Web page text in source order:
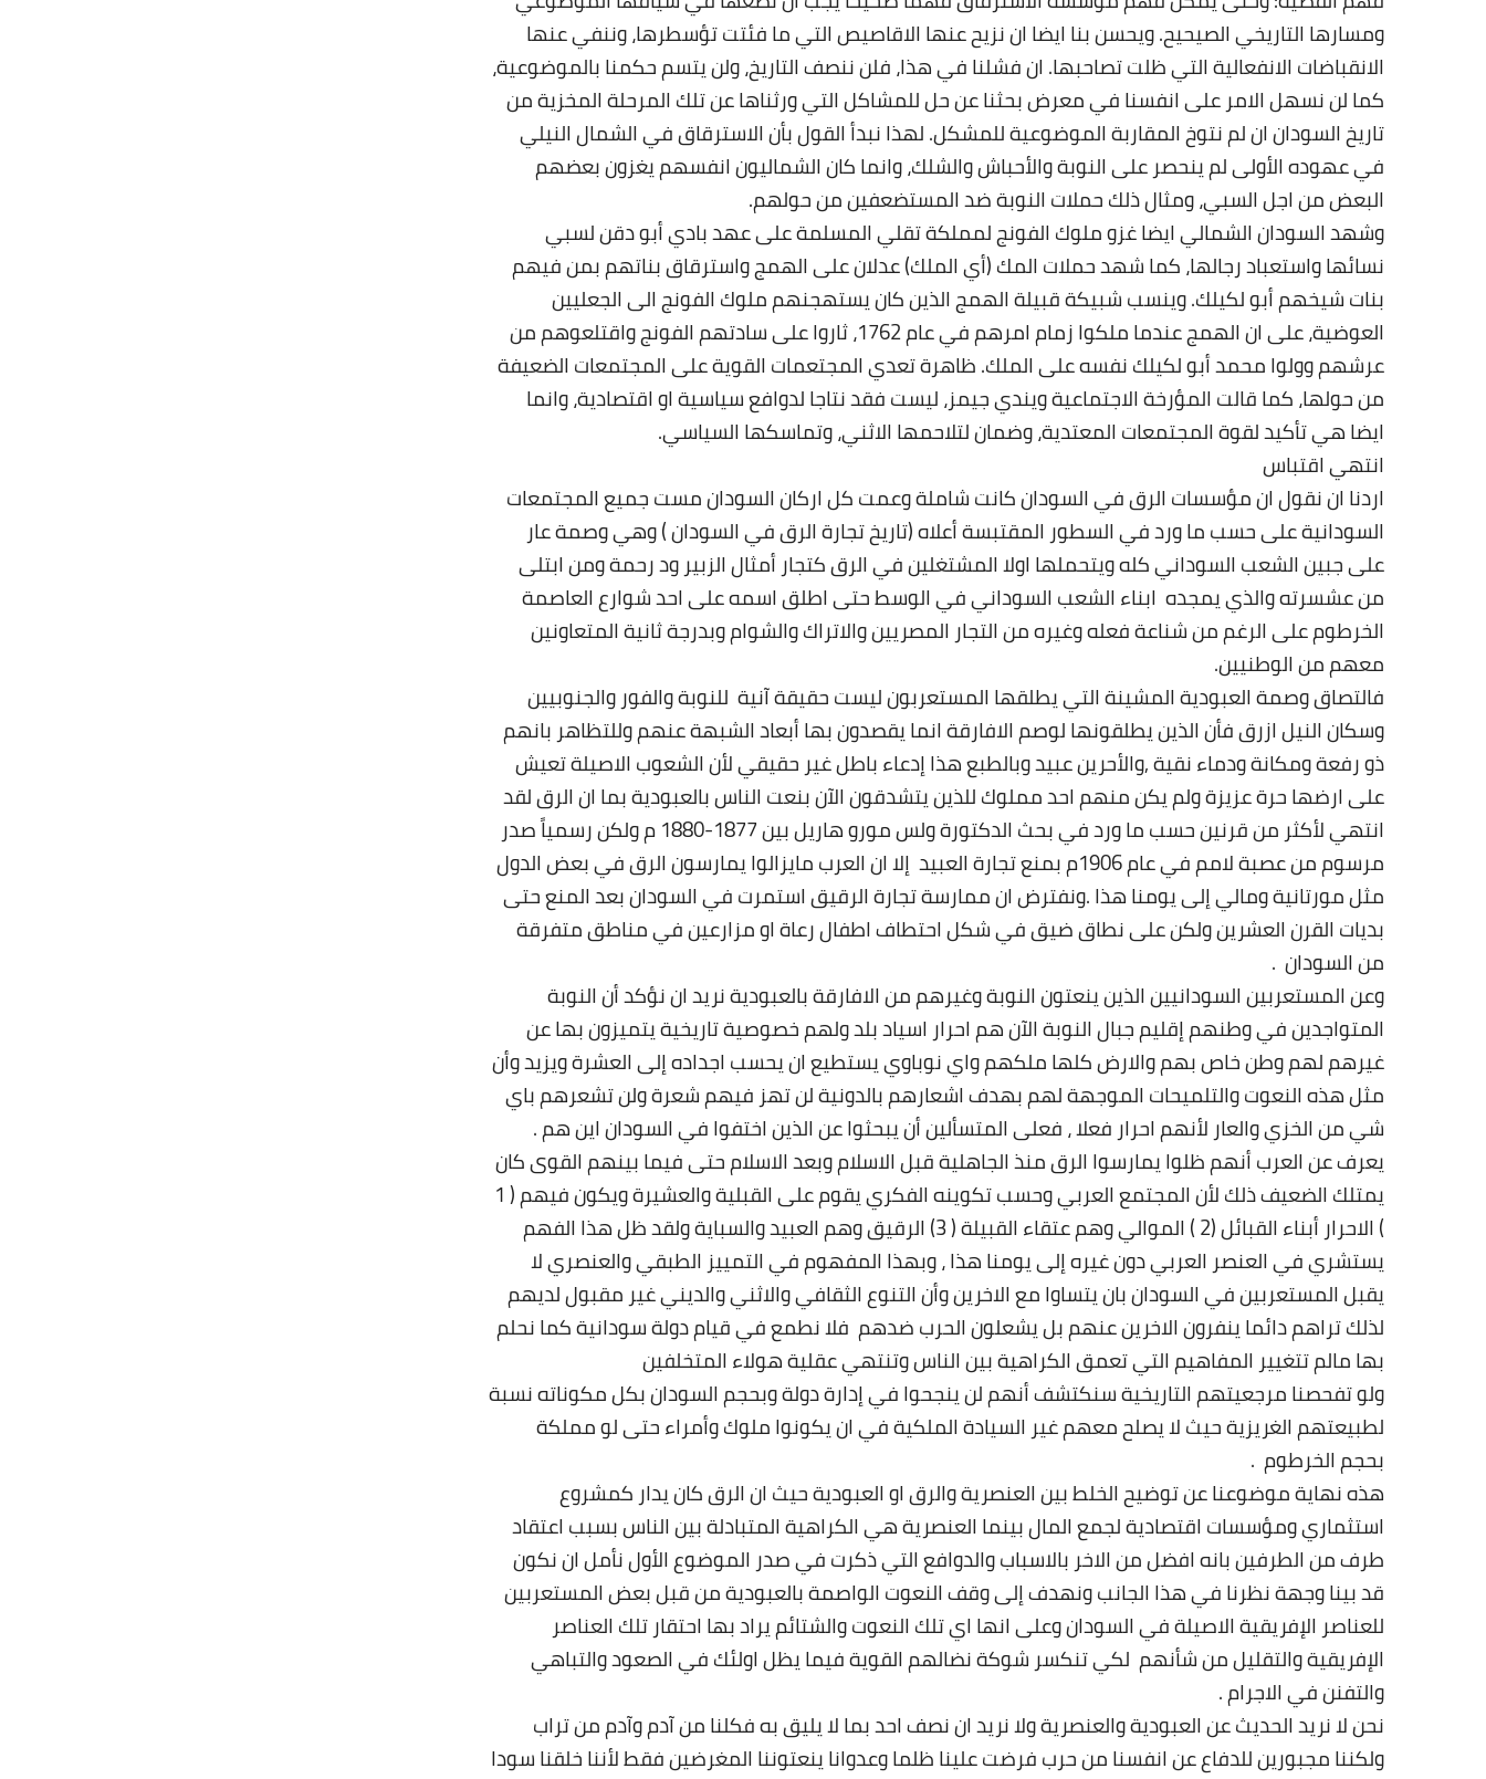
ومسارها التاريخي الصيحيح. ويحسن بنا ايضا ان نزيح عنها الاقاصيص التي ما فئتت تؤسطرها، وننفي عنها
الانقباضات الانفعالية التي ظلت تصاحبها. ان فشلنا في هذا، فلن ننصف التاريخ، ولن يتسم حكمنا بالموضوعية،
كما لن نسهل الامر على انفسنا في معرض بحثنا عن حل للمشاكل التي ورثناها عن تلك المرحلة المخزية من
تاريخ السودان ان لم نتوخ المقاربة الموضوعية للمشكل. لهذا نبدأ القول بأن الاسترقاق في الشمال النيلي
في عهوده الأولى لم ينحصر على النوبة والأحباش والشلك، وانما كان الشماليون انفسهم يغزون بعضهم
البعض من اجل السبي، ومثال ذلك حملات النوبة ضد المستضعفين من حولهم.
وشهد السودان الشمالي ايضا غزو ملوك الفونج لمملكة تقلي المسلمة على عهد بادي أبو دقن لسبي
نسائها واستعباد رجالها، كما شهد حملات المك (أي الملك) عدلان على الهمج واسترقاق بناتهم بمن فيهم
بنات شيخهم أبو لكيلك. وينسب شبيكة قبيلة الهمج الذين كان يستهجنهم ملوك الفونج الى الجعليين
العوضية، على ان الهمج عندما ملكوا زمام امرهم في عام 1762، ثاروا على سادتهم الفونج واقتلعوهم من
عرشهم وولوا محمد أبو لكيلك نفسه على الملك. ظاهرة تعدي المجتعمات القوية على المجتمعات الضعيفة
من حولها، كما قالت المؤرخة الاجتماعية ويندي جيمز، ليست فقد نتاجا لدوافع سياسية او اقتصادية، وانما
ايضا هي تأكيد لقوة المجتمعات المعتدية، وضمان لتلاحمها الاثني، وتماسكها السياسي.
انتهي اقتباس
اردنا ان نقول ان مؤسسات الرق في السودان كانت شاملة وعمت كل اركان السودان مست جميع المجتمعات
السودانية على حسب ما ورد في السطور المقتبسة أعلاه (تاريخ تجارة الرق في السودان ) وهي وصمة عار
على جبين الشعب السوداني كله ويتحملها اولا المشتغلين في الرق كتجار أمثال الزبير ود رحمة ومن ابتلى
من عشسرته والذي يمجده ابناء الشعب السوداني في الوسط حتى اطلق اسمه على احد شوارع العاصمة
الخرطوم على الرغم من شناعة فعله وغيره من التجار المصريين والاتراك والشوام وبدرجة ثانية المتعاونين
معهم من الوطنيين.
فالتصاق وصمة العبودية المشينة التي يطلقها المستعربون ليست حقيقة آنية للنوبة والفور والجنوبيين
وسكان النيل ازرق فأن الذين يطلقونها لوصم الافارقة انما يقصدون بها أبعاد الشبهة عنهم وللتظاهر بانهم
ذو رفعة ومكانة ودماء نقية ,والأحرين عبيد وبالطبع هذا إدعاء باطل غير حقيقي لأن الشعوب الاصيلة تعيش
على ارضها حرة عزيزة ولم يكن منهم احد مملوك للذين يتشدقون الآن بنعت الناس بالعبودية بما ان الرق لقد
انتهي لأكثر من قرنين حسب ما ورد في بحث الدكتورة ولس مورو هاريل بين 1877-1880 م ولكن رسمياً صدر
مرسوم من عصبة لامم في عام 1906م بمنع تجارة العبيد إلا ان العرب مايزالوا يمارسون الرق في بعض الدول
مثل مورتانية ومالي إلى يومنا هذا .ونفترض ان ممارسة تجارة الرقيق استمرت في السودان بعد المنع حتى
بديات القرن العشرين ولكن على نطاق ضيق في شكل احتطاف اطفال رعاة او مزارعين في مناطق متفرقة
من السودان .
وعن المستعربين السودانيين الذين ينعتون النوبة وغيرهم من الافارقة بالعبودية نريد ان نؤكد أن النوبة
المتواجدين في وطنهم إقليم جبال النوبة الآن هم احرار اسياد بلد ولهم خصوصية تاريخية يتميزون بها عن
غيرهم لهم وطن خاص بهم والارض كلها ملكهم واي نوباوي يستطيع ان يحسب اجداده إلى العشرة ويزيد وأن
مثل هذه النعوت والتلميحات الموجهة لهم بهدف اشعارهم بالدونية لن تهز فيهم شعرة ولن تشعرهم باي
شي من الخزي والعار لأنهم احرار فعلا ، فعلى المتسألين أن يبحثوا عن الذين اختفوا في السودان اين هم.
يعرف عن العرب أنهم ظلوا يمارسوا الرق منذ الجاهلية قبل الاسلام وبعد الاسلام حتى فيما بينهم القوى كان
يمتلك الضعيف ذلك لأن المجتمع العربي وحسب تكوينه الفكري يقوم على القبلية والعشيرة ويكون فيهم ( 1
) الاحرار أبناء القبائل (2 ) الموالي وهم عتقاء القبيلة ( 3) الرقيق وهم العبيد والسباية ولقد ظل هذا الفهم
يستشري في العنصر العربي دون غيره إلى يومنا هذا ، وبهذا المفهوم في التمييز الطبقي والعنصري لا
يقبل المستعربين في السودان بان يتساوا مع الاخرين وأن التنوع الثقافي والاثني والديني غير مقبول لديهم
لذلك تراهم دائما ينفرون الاخرين عنهم بل يشعلون الحرب ضدهم فلا نطمع في قيام دولة سودانية كما نحلم
بها مالم تتغيير المفاهيم التي تعمق الكراهية بين الناس وتنتهي عقلية هولاء المتخلفين
ولو تفحصنا مرجعيتهم التاريخية سنكتشف أنهم لن ينجحوا في إدارة دولة وبحجم السودان بكل مكوناته نسبة
لطبيعتهم الغريزية حيث لا يصلح معهم غير السيادة الملكية في ان يكونوا ملوك وأمراء حتى لو مملكة
بحجم الخرطوم .
هذه نهاية موضوعنا عن توضيح الخلط بين العنصرية والرق او العبودية حيث ان الرق كان يدار كمشروع
استثماري ومؤسسات اقتصادية لجمع المال بينما العنصرية هي الكراهية المتبادلة بين الناس بسبب اعتقاد
طرف من الطرفين بانه افضل من الاخر بالاسباب والدوافع التي ذكرت في صدر الموضوع الأول نأمل ان نكون
قد بينا وجهة نظرنا في هذا الجانب ونهدف إلى وقف النعوت الواصمة بالعبودية من قبل بعض المستعربين
للعناصر الإفريقية الاصيلة في السودان وعلى انها اي تلك النعوت والشتائم يراد بها احتقار تلك العناصر
الإفريقية والتقليل من شأنهم لكي تنكسر شوكة نضالهم القوية فيما يظل اولئك في الصعود والتباهي
والتفنن في الاجرام.
نحن لا نريد الحديث عن العبودية والعنصرية ولا نريد ان نصف احد بما لا يليق به فكلنا من آدم وآدم من تراب
ولكننا مجبورين للدفاع عن انفسنا من حرب فرضت علينا ظلما وعدوانا ينعتوننا المغرضين فقط لأننا خلقنا سودا